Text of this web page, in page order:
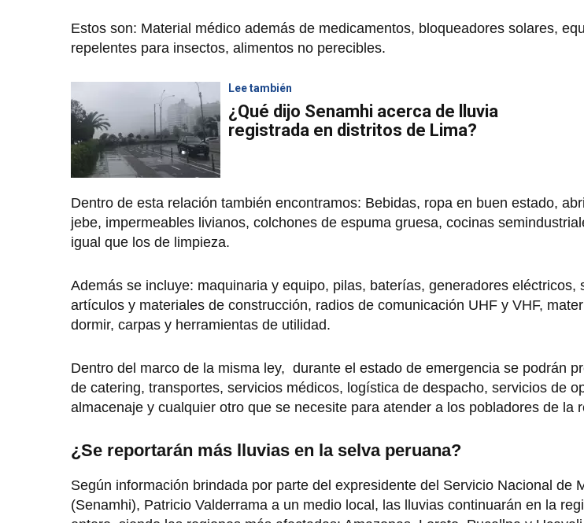
Estos son: Material médico además de medicamentos, bloqueadores solares,
repelentes para insectos, alimentos no perecibles.
Lee también
¿Qué dijo Senamhi acerca de lluvia
registrada en distritos de Lima?
Dentro de esta relación también encontramos: Bebidas, ropa en buen estado,
jebe, impermeables livianos, colchones de espuma gruesa, cocinas
igual que los de limpieza.
Además se incluye: maquinaria y equipo, pilas, baterías, generadores eléctricos,
artículos y materiales de construcción, radios de comunicación UHF y VHF,
dormir, carpas y herramientas de utilidad.
Dentro del marco de la misma ley, durante el estado de emergencia se podrán
de catering, transportes, servicios médicos, logística de despacho, servicios de
almacenaje y cualquier otro que se necesite para atender a los pobladores de la
¿Se reportarán más lluvias en la selva peruana?
Según información brindada por parte del expresidente del Servicio Nacional de
(Senamhi), Patricio Valderrama a un medio local, las lluvias continuarán en la